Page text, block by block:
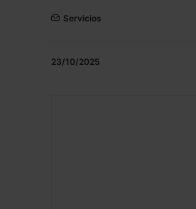
Servicios
23/10/2025